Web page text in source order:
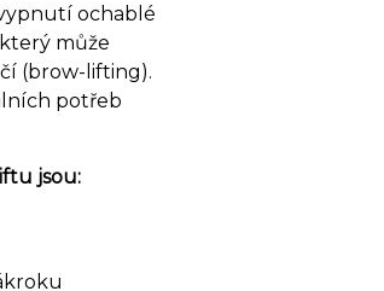
ochablé
může
(brow-lifting).
potřeb
jsou: